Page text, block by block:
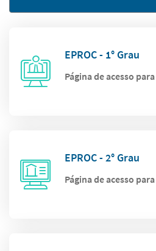
EPROC - 1° Grau
Página de acesso para
EPROC - 2° Grau
Página de acesso para